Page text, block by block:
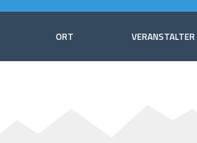
ORT VERANSTALTER